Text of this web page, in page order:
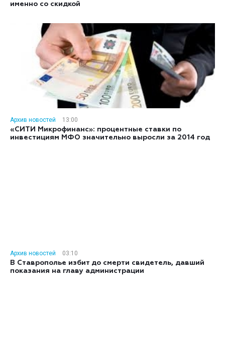
именно со скидкой
Архив новостей
13:00
«СИТИ Микрофинанс»: процентные ставки по
инвестициям МФО значительно выросли за 2014 год
Архив новостей
03:10
В Ставрополье избит до смерти свидетель, давший
показания на главу администрации